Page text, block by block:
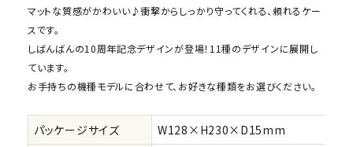
マットな質感がかわいい♪衝撃からしっかり守ってくれる、頼れるケー
スです。
しばんばんの10周年記念デザインが登場！11種のデザインに展開し
ています。
お手持ちの機種モデルに合わせて、お好きな種類をお選びください。
パッケージサイズ
W128×H230×D15mm